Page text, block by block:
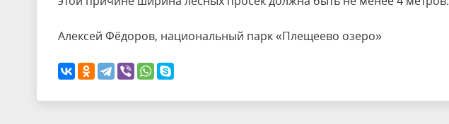
Алексей Фёдоров, национальный парк «Плещеево озеро»